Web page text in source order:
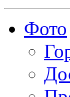
Фото